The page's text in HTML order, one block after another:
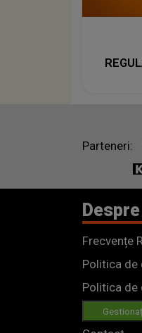
Parteneri:
Frecvențe
Politica
Politica de